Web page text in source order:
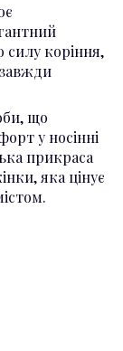
силу коріння,
що
у носінні
прикраса
яка цінує